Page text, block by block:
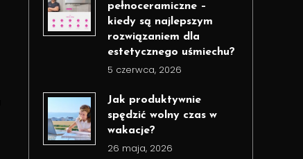
pełnoceramiczne –
kiedy są najlepszym
rozwiązaniem dla
estetycznego uśmiechu?
5 czerwca, 2026
Jak produktywnie
spędzić wolny czas w
wakacje?
26 maja, 2026